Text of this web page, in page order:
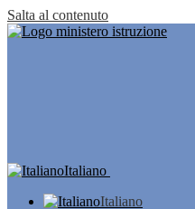
Salta al contenuto
Italiano
Italiano